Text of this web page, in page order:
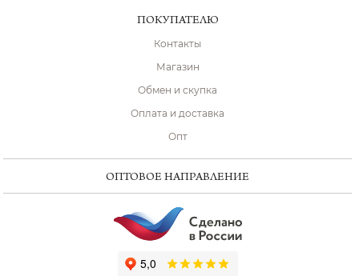
ПОКУПАТЕЛЮ
Контакты
Магазин
Обмен и скупка
Оплата и доставка
Опт
ОПТОВОЕ НАПРАВЛЕНИЕ